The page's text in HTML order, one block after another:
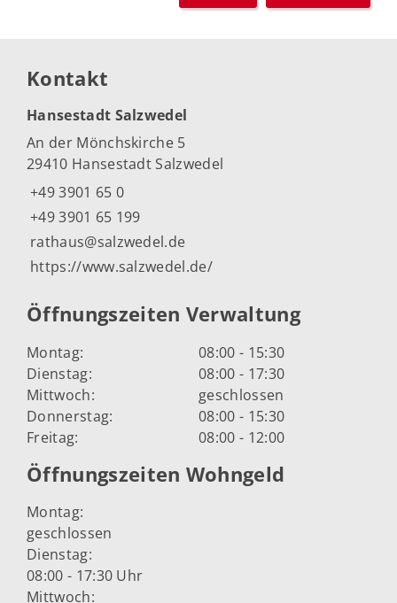
Kontakt
Hansestadt Salzwedel
An der Mönchskirche 5
29410 Hansestadt Salzwedel
+49 3901 65 0
+49 3901 65 199
rathaus@salzwedel.de
https://www.salzwedel.de/
Öffnungszeiten Verwaltung
Montag:
08:00 - 15:30
Dienstag:
08:00 - 17:30
Mittwoch:
geschlossen
Donnerstag:
08:00 - 15:30
Freitag:
08:00 - 12:00
Öffnungszeiten Wohngeld
Montag:
geschlossen
Dienstag:
08:00 - 17:30 Uhr
Mittwoch: